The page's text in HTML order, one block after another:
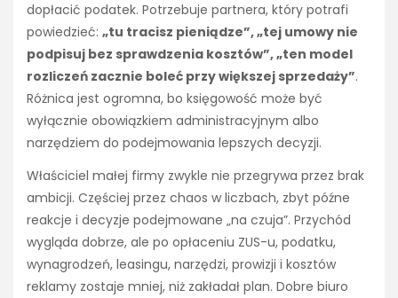
dopłacić podatek. Potrzebuje partnera, który potrafi
powiedzieć: „tu tracisz pieniądze”, „tej umowy nie
podpisuj bez sprawdzenia kosztów”, „ten model
rozliczeń zacznie boleć przy większej sprzedaży”.
Różnica jest ogromna, bo księgowość może być
wyłącznie obowiązkiem administracyjnym albo
narzędziem do podejmowania lepszych decyzji.
Właściciel małej firmy zwykle nie przegrywa przez brak
ambicji. Częściej przez chaos w liczbach, zbyt późne
reakcje i decyzje podejmowane „na czuja”. Przychód
wygląda dobrze, ale po opłaceniu ZUS-u, podatku,
wynagrodzeń, leasingu, narzędzi, prowizji i kosztów
reklamy zostaje mniej, niż zakładał plan. Dobre biuro